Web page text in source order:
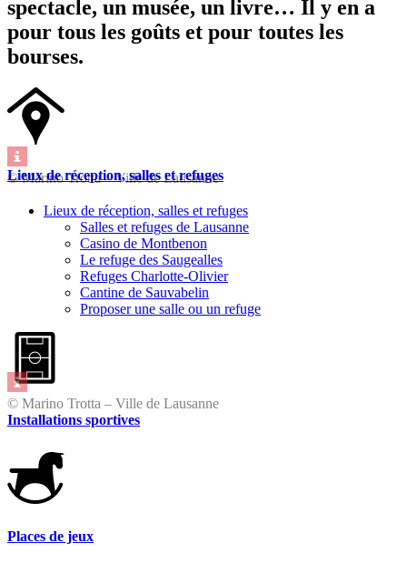
© Marino Trotta – Ville de Lausanne
© Marino Trotta – Ville de Lausanne
spectacle, un musée, un livre… Il y en a
pour tous les goûts et pour toutes les
bourses.
Lieux de réception, salles et refuges
Lieux de réception, salles et refuges
Salles et refuges de Lausanne
Casino de Montbenon
Le refuge des Saugealles
Refuges Charlotte-Olivier
Cantine de Sauvabelin
Proposer une salle ou un refuge
Installations sportives
Places de jeux